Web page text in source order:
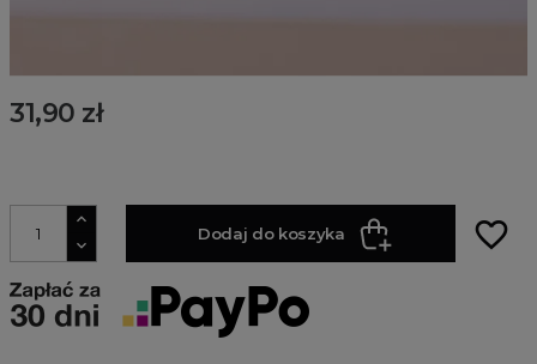
31,90 zł
Dodaj do koszyka favorite_border